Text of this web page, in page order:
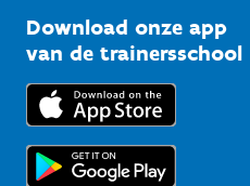
Bedrijven
Trainers en begeleiders
Topsporters
Kennisplatform
Downloads
Voor de pers
Download onze app
van de trainersschool